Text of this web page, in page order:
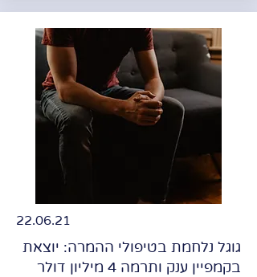
22.06.21
גוגל נלחמת בטיפולי ההמרה: יוצאת
בקמפיין ענק ותרמה 4 מיליון דולר